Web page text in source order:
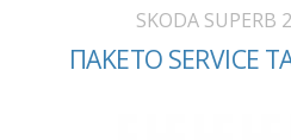
SKODA SUPERB
ΠΑΚΕΤΟ SERVICE